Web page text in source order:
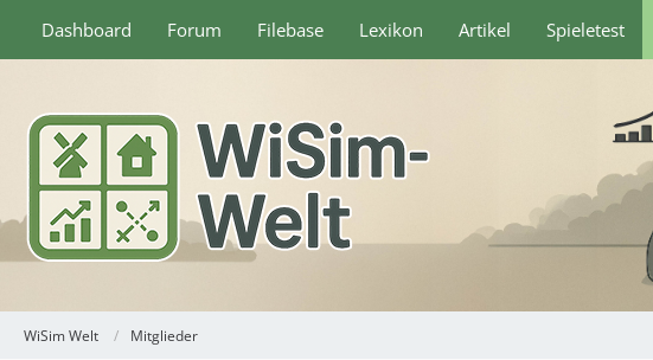
Dashboard Forum Filebase Lexikon Artikel Spieletest
WiSim Welt Mitglieder